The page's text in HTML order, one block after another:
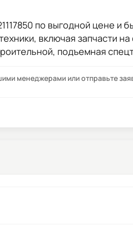
по выгодной цене и
включая запчасти
подъемная
менеджерами или отправьте